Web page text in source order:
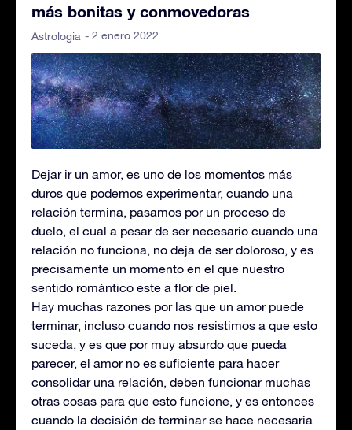
más bonitas y conmovedoras
Astrologia - 2 enero 2022
Dejar ir un amor, es uno de los momentos más
duros que podemos experimentar, cuando una
relación termina, pasamos por un proceso de
duelo, el cual a pesar de ser necesario cuando una
relación no funciona, no deja de ser doloroso, y es
precisamente un momento en el que nuestro
sentido romántico este a flor de piel.
Hay muchas razones por las que un amor puede
terminar, incluso cuando nos resistimos a que esto
suceda, y es que por muy absurdo que pueda
parecer, el amor no es suficiente para hacer
consolidar una relación, deben funcionar muchas
otras cosas para que esto funcione, y es entonces
cuando la decisión de terminar se hace necesaria